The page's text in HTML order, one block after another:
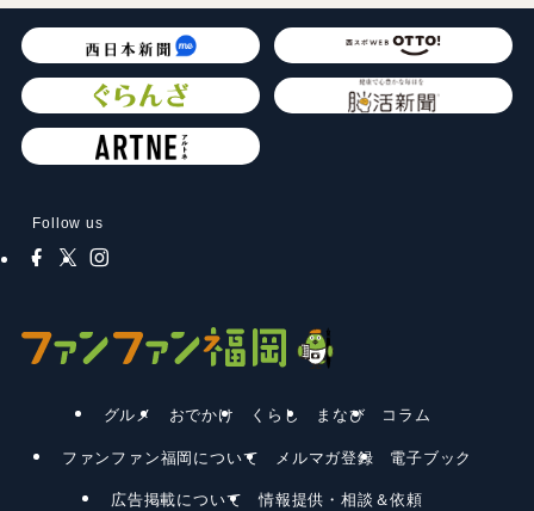
Follow us
グルメ おでかけ くらし まなび コラム
ファンファン福岡について メルマガ登録 電子ブック
広告掲載について 情報提供・相談＆依頼